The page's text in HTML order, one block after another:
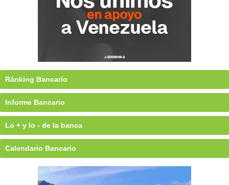
Ránking Bancario
Informe Bancario
Lo + y lo - de la banca
Calendario Bancario